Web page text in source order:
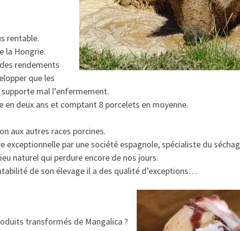
rentable.
la Hongrie.
rendements
que les
mal l’enfermement.
deux ans et comptant 8 porcelets en moyenne.
aux autres races porcines.
par une société espagnole, spécialiste du
naturel qui perdure encore de nos jours.
de son élevage il a des qualité d’exceptions…
transformés de Mangalica ?